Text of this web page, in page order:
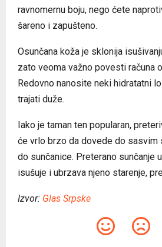
ravnomernu boju, nego ćete
šareno i zapušteno.
Osunčana koža je sklonija
zato veoma važno povesti računa
Redovno nanosite neki hidratatni
trajati duže.
Iako je taman ten popularan,
će vrlo brzo da dovede do sasvim
do sunčanice. Preterano sunčanje
isušuje i ubrzava njeno starenje,
Izvor: Glas Srpske